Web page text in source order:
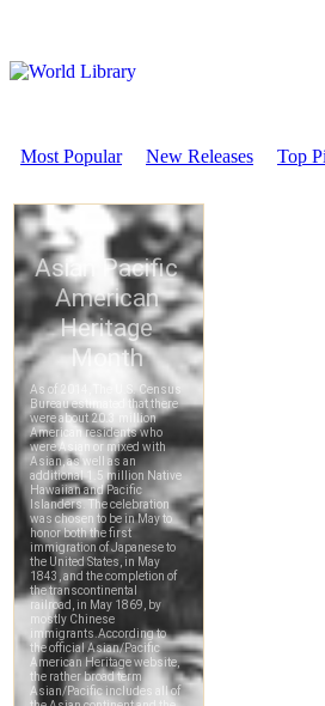
Most Popular New Releases Top